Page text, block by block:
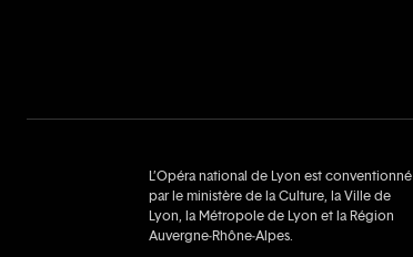
L’Opéra national de Lyon est conventionné
par le ministère de la Culture, la Ville de
Lyon, la Métropole de Lyon et la Région
Auvergne‑Rhône‑Alpes.